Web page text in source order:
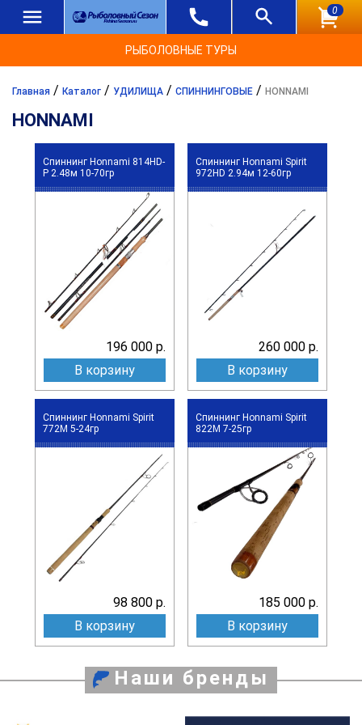
0
РЫБОЛОВНЫЕ ТУРЫ
Главная / Каталог / УДИЛИЩА / СПИННИНГОВЫЕ / HONNAMI
HONNAMI
Спиннинг Honnami 814HD-
P 2.48м 10-70гр
196 000 р.
В корзину
Спиннинг Honnami Spirit
972HD 2.94м 12-60гр
260 000 р.
В корзину
Спиннинг Honnami Spirit
772M 5-24гр
98 800 р.
В корзину
Спиннинг Honnami Spirit
822M 7-25гр
185 000 р.
В корзину
Наши бренды